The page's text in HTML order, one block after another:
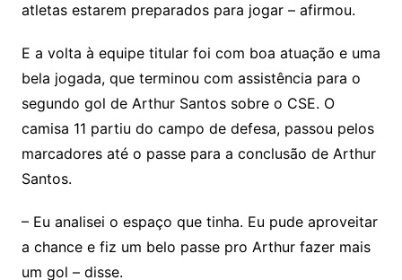
atletas estarem preparados para jogar – afirmou.
E a volta à equipe titular foi com boa atuação e uma
bela jogada, que terminou com assistência para o
segundo gol de Arthur Santos sobre o CSE. O
camisa 11 partiu do campo de defesa, passou pelos
marcadores até o passe para a conclusão de Arthur
Santos.
– Eu analisei o espaço que tinha. Eu pude aproveitar
a chance e fiz um belo passe pro Arthur fazer mais
um gol – disse.